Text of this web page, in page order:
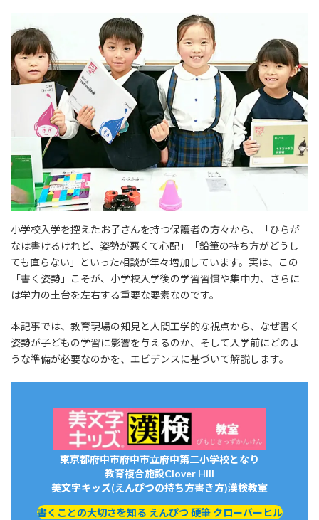
小学校入学を控えたお子さんを持つ保護者の方々から、「ひらが
なは書けるけれど、姿勢が悪くて心配」「鉛筆の持ち方がどうし
ても直らない」といった相談が年々増加しています。実は、この
「書く姿勢」こそが、小学校入学後の学習習慣や集中力、さらに
は学力の土台を左右する重要な要素なのです。
本記事では、教育現場の知見と人間工学的な視点から、なぜ書く
姿勢が子どもの学習に影響を与えるのか、そして入学前にどのよ
うな準備が必要なのかを、エビデンスに基づいて解説します。
東京都府中市府中市立府中第二小学校となり
教育複合施設Clover Hill
美文字キッズ(えんぴつの持ち方書き方)漢検教室
書くことの大切さを知る えんぴつ 硬筆 クローバーヒル